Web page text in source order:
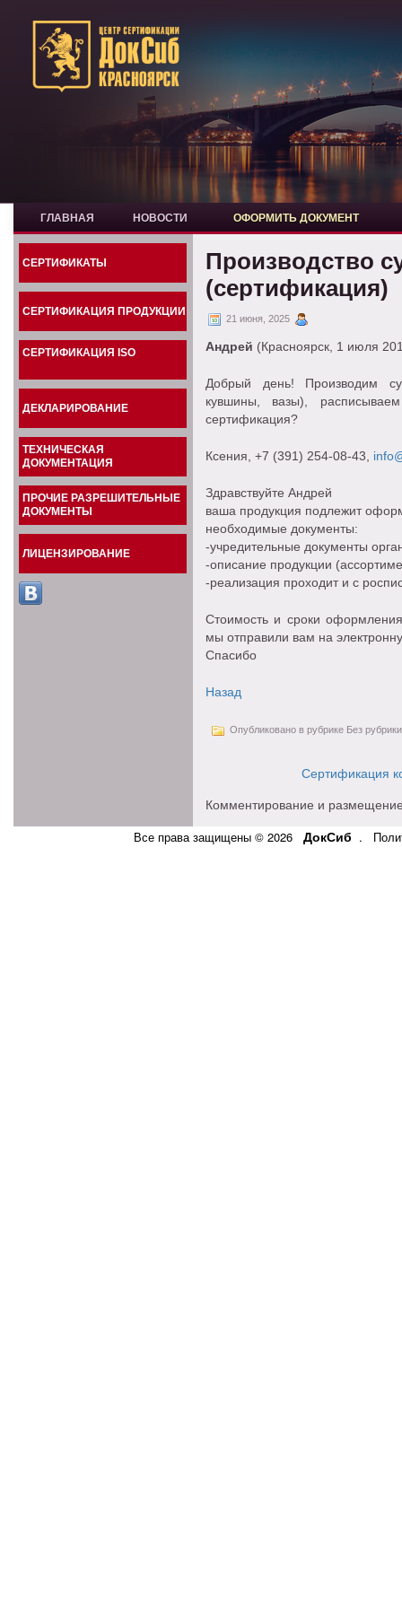
ГЛАВНАЯ НОВОСТИ ОФОРМИТЬ ДОКУМЕНТ
СЕРТИФИКАТЫ
СЕРТИФИКАЦИЯ ПРОДУКЦИИ
СЕРТИФИКАЦИЯ ISO
ДЕКЛАРИРОВАНИЕ
ТЕХНИЧЕСКАЯ
ДОКУМЕНТАЦИЯ
ПРОЧИЕ РАЗРЕШИТЕЛЬНЫЕ
ДОКУМЕНТЫ
ЛИЦЕНЗИРОВАНИЕ
Производство
(сертификация)
21 июня, 2025
Андрей (Красноярск, 1 июля
Добрый день! Производим
кувшины, вазы),
сертификация?
Ксения , +7 (391) 254-08-43,
Здравствуйте Андрей
ваша продукция подлежит
необходимые документы:
-учредительные документы
-описание продукции
-реализация проходит и с
Стоимость и сроки
мы отправили вам на
Спасибо
Назад
Опубликовано в рубрике Без рубрики
Сертификация
Комментирование и
Все права защищены © 2026 ДокСиб .